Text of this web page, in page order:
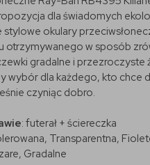
dla świadomych
stylowe okulary
otrzymywanego w sposób
gradalne i przezroczyste
wybór dla każdego, kto chce
czyniąc dobro.
: futerał + ściereczka
Transparentna,
Gradalne